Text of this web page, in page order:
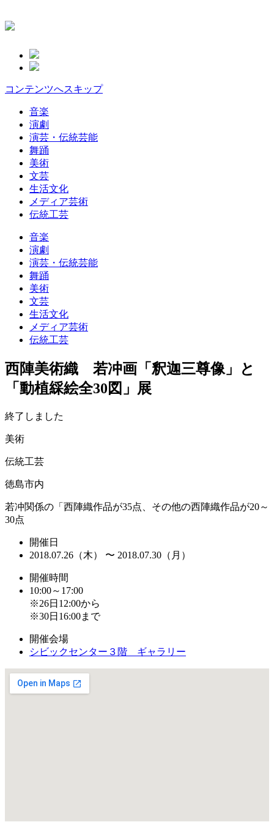
コンテンツへスキップ
音楽
演劇
演芸・伝統芸能
舞踊
美術
文芸
生活文化
メディア芸術
伝統工芸
音楽
演劇
演芸・伝統芸能
舞踊
美術
文芸
生活文化
メディア芸術
伝統工芸
西陣美術織 若冲画「釈迦三尊像」と
「動植綵絵全30図」展
終了しました
美術
伝統工芸
徳島市内
若冲関係の「西陣織作品が35点、その他の西陣織作品が20～
30点
開催日
2018.07.26（木） 〜 2018.07.30（月）
開催時間
10:00～17:00
※26日12:00から
※30日16:00まで
開催会場
シビックセンター３階 ギャラリー